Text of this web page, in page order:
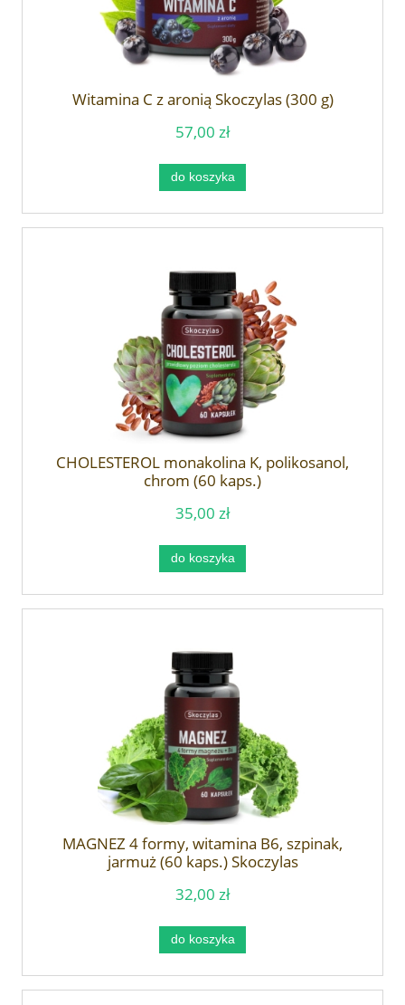
Witamina C z aronią Skoczylas (300 g)
57,00 zł
do koszyka
CHOLESTEROL monakolina K, polikosanol,
chrom (60 kaps.)
35,00 zł
do koszyka
MAGNEZ 4 formy, witamina B6, szpinak,
jarmuż (60 kaps.) Skoczylas
32,00 zł
do koszyka